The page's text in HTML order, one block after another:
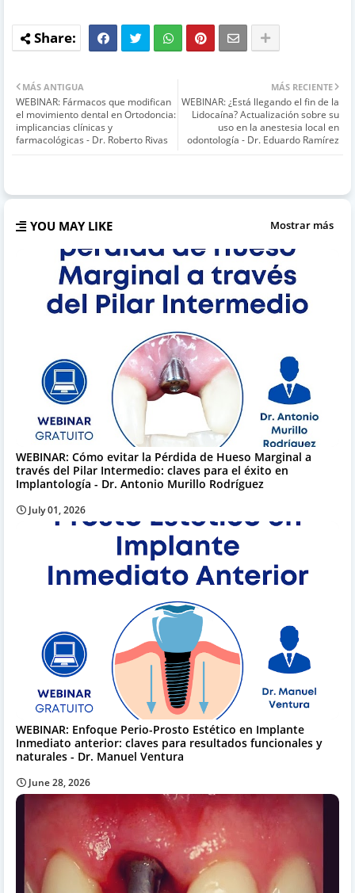
MÁS RECIENTE
WEBINAR: ¿Está llegando el fin de la
Lidocaína? Actualización sobre su
uso en la anestesia local en
odontología - Dr. Eduardo Ramírez
MÁS ANTIGUA
WEBINAR: Fármacos que modifican
el movimiento dental en Ortodoncia:
implicancias clínicas y
farmacológicas - Dr. Roberto Rivas
YOU MAY LIKE Mostrar más
WEBINAR: Cómo evitar la Pérdida de Hueso Marginal a
través del Pilar Intermedio: claves para el éxito en
Implantología - Dr. Antonio Murillo Rodríguez
July 01, 2026
WEBINAR: Enfoque Perio-Prosto Estético en Implante
Inmediato anterior: claves para resultados funcionales y
naturales - Dr. Manuel Ventura
June 28, 2026